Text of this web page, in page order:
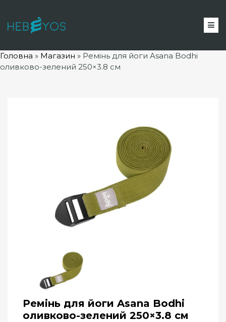
Головна » Магазин » Ремінь для йоги Asana Bodhi
оливково-зелений 250×3.8 см
Ремінь для йоги Asana Bodhi
оливково-зелений 250×3.8 см